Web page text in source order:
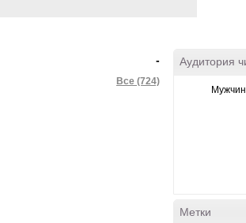
-
Все (724)
Аудитория
Метки